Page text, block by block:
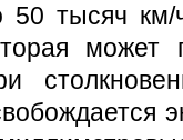
50 тысяч км/
может